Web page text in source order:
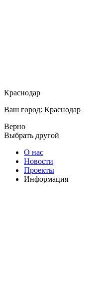
Краснодар
Ваш город: Краснодар
Верно
Выбрать другой
О нас
Новости
Проекты
Информация